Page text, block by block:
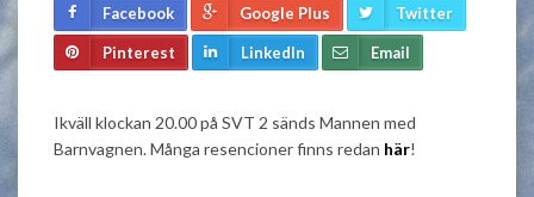
Facebook Google Plus Twitter
Pinterest LinkedIn Email
Ikväll klockan 20.00 på SVT 2 sänds Mannen med
Barnvagnen. Många resencioner finns redan här!